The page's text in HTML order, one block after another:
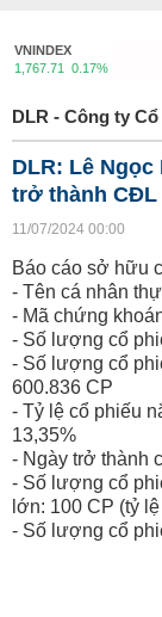
VNINDEX
1,767.71
0.17%
DLR - Công ty
DLR: Lê Ngọc
trở thành CĐL
11/07/2024 00:00
Báo cáo sở hữu
- Tên cá nhân
- Mã chứng
- Số lượng cổ
- Số lượng cổ
600.836 CP
- Tỷ lệ cổ phiếu
13,35%
- Ngày trở thành
- Số lượng cổ
lớn: 100 CP (tỷ
- Số lượng cổ